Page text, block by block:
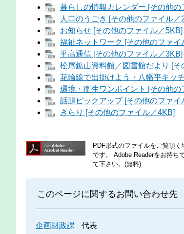
暮らしの情報カレンダー [その他の
人口のうごき [その他のファイル／
お知らせ [その他のファイル／5KB]
福祉ネットワーク [その他のファイ
平高通信 [その他のファイル／3KB]
松尾鉱山資料館／図書館だより [そ
花輪線で出掛けよう・八幡平キッ
環境・衛生ワンポイント [その他の
話題ピックアップ [その他のファイ
きらり [その他のファイル／4KB]
PDF形式のファイルをご覧頂
です。
Adobe Readerをお持ち
て下さい。(無料)
このページに関するお問い合わせ先
企画財政課
代表